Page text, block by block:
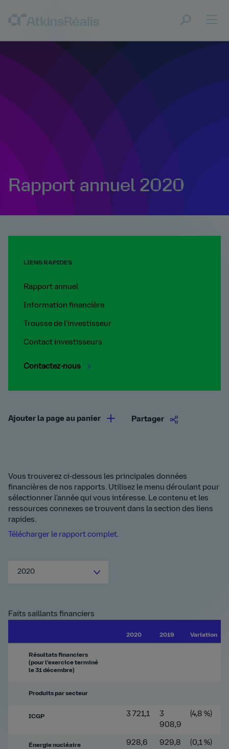
Rapport annuel 2020
LIENS RAPIDES
Rapport annuel
Information financière
Trousse de l'investisseur
Contact investisseurs
Contactez-nous
Ajouter la page au panier Partager
Vous trouverez ci-dessous les principales données
financières de nos rapports. Utilisez le menu déroulant pour
sélectionner l'année qui vous intéresse. Le contenu et les
ressources connexes se trouvent dans la section des liens
rapides.
Télécharger le rapport complet.
2020
Faits saillants financiers
2020 2019 Variation
Résultats financiers
(pour l’exercice terminé
le 31 décembre)
Produits par secteur
ICGP 3 721,1
3
908,9
(4,8 %)
Énergie nucléaire 928,6 929,8 (0,1 %)